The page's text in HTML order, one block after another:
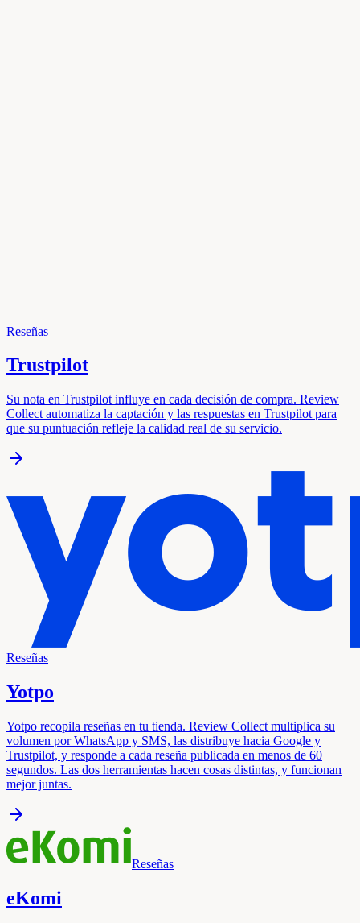
Reseñas
Trustpilot
Su nota en Trustpilot influye en cada decisión de compra. Review
Collect automatiza la captación y las respuestas en Trustpilot para
que su puntuación refleje la calidad real de su servicio.
Reseñas
Yotpo
Yotpo recopila reseñas en tu tienda. Review Collect multiplica su
volumen por WhatsApp y SMS, las distribuye hacia Google y
Trustpilot, y responde a cada reseña publicada en menos de 60
segundos. Las dos herramientas hacen cosas distintas, y funcionan
mejor juntas.
Reseñas
eKomi